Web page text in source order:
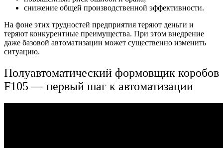
снижение общей производственной эффективности.
На фоне этих трудностей предприятия теряют деньги и
теряют конкурентные преимущества. При этом внедрение
даже базовой автоматизации может существенно изменить
ситуацию.
Полуавтоматический формовщик коробов
F105 — первый шаг к автоматизации